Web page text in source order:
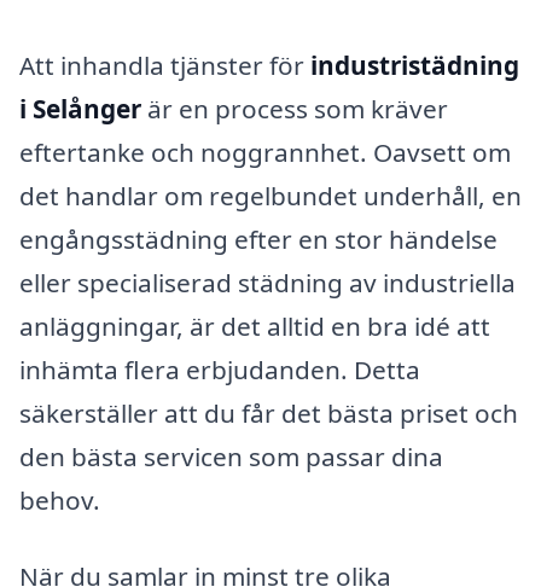
Att inhandla tjänster för industristädning
i Selånger är en process som kräver
eftertanke och noggrannhet. Oavsett om
det handlar om regelbundet underhåll, en
engångsstädning efter en stor händelse
eller specialiserad städning av industriella
anläggningar, är det alltid en bra idé att
inhämta flera erbjudanden. Detta
säkerställer att du får det bästa priset och
den bästa servicen som passar dina
behov.
När du samlar in minst tre olika